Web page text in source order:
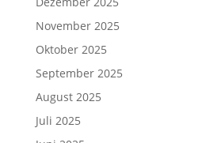
November 2025
Oktober 2025
September 2025
August 2025
Juli 2025